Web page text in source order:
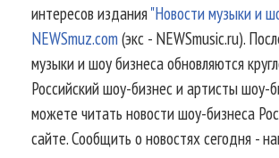
интересов издания"Новости музыки и
NEWSmuz.com(экс - NEWSmusic.ru).
музыки и шоу бизнеса обновляются
Российский шоу-бизнес и артисты шоу-
можете читать новости шоу-бизнеса
сайте. Сообщить о новостях сегодня -